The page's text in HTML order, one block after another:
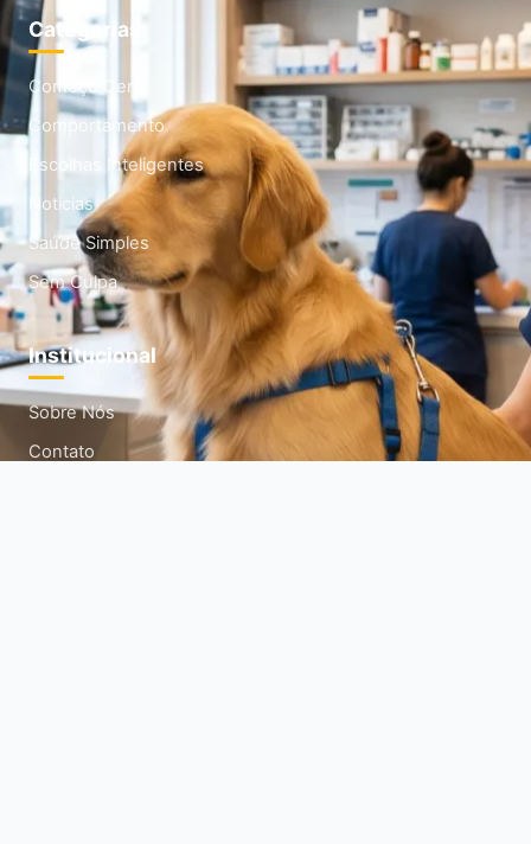
Categorias
Começo Certo
Comportamento
Escolhas Inteligentes
Noticias
Saúde Simples
Sem Culpa
Institucional
Sobre Nós
Contato